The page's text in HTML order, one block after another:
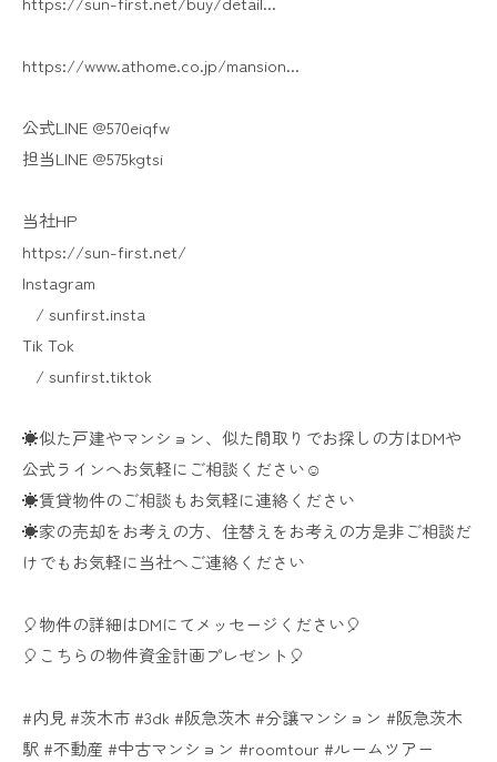
https://www.athome.co.jp/mansion...​
公式LINE @570eiqfw
担当LINE @575kgtsi
当社HP
https://sun-first.net/​
Instagram
/ sunfirst.insta ​
Tik Tok
/ sunfirst.tiktok ​
☀似た戸建やマンション、似た間取りでお探しの方はDMや
公式ラインへお気軽にご相談ください☺️
☀賃貸物件のご相談もお気軽に連絡ください
☀家の売却をお考えの方、住替えをお考えの方是非ご相談だ
けでもお気軽に当社へご連絡ください
🎈物件の詳細はDMにてメッセージください🎈
🎈こちらの物件資金計画プレゼント🎈
#内見​ #茨木市​ #3dk​ #阪急茨木​ #分譲マンション​ #阪急茨木
駅​ #不動産​ #中古マンション​ #roomtour​ #ルームツアー​